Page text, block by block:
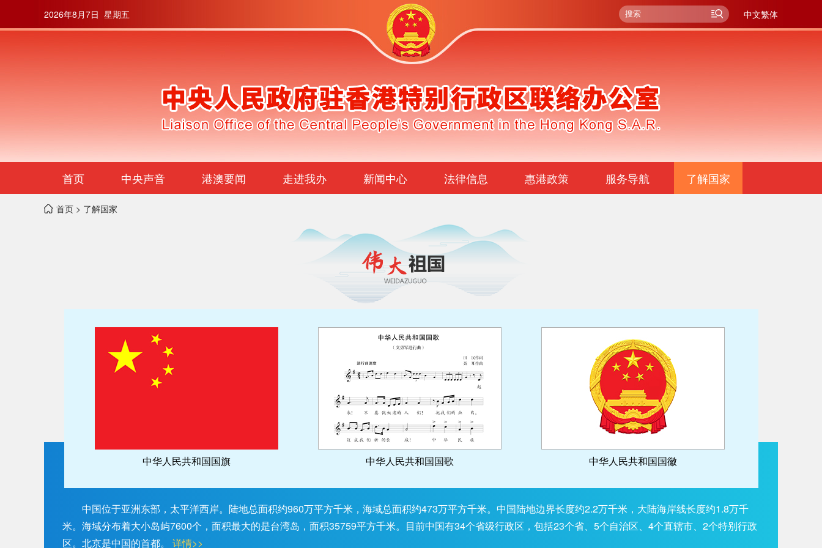
2026年8月7日 星期五 中文繁体
首页 中央声音 港澳要闻 走进我办 新闻中心 法律信息 惠港政策 服务导航 了解国家
首页 > 了解国家
中华人民共和国国旗 中华人民共和国国歌 中华人民共和国国徽
中国位于亚洲东部，太平洋西岸。陆地总面积约960万平方千米，海域总面积约473万平方千米。中国陆地边界长度约2.2万千米，大陆海岸线长度约1.8万千
米。海域分布着大小岛屿7600个，面积最大的是台湾岛，面积35759平方千米。目前中国有34个省级行政区，包括23个省、5个自治区、4个直辖市、2个特别行政
区。北京是中国的首都。 详情>>